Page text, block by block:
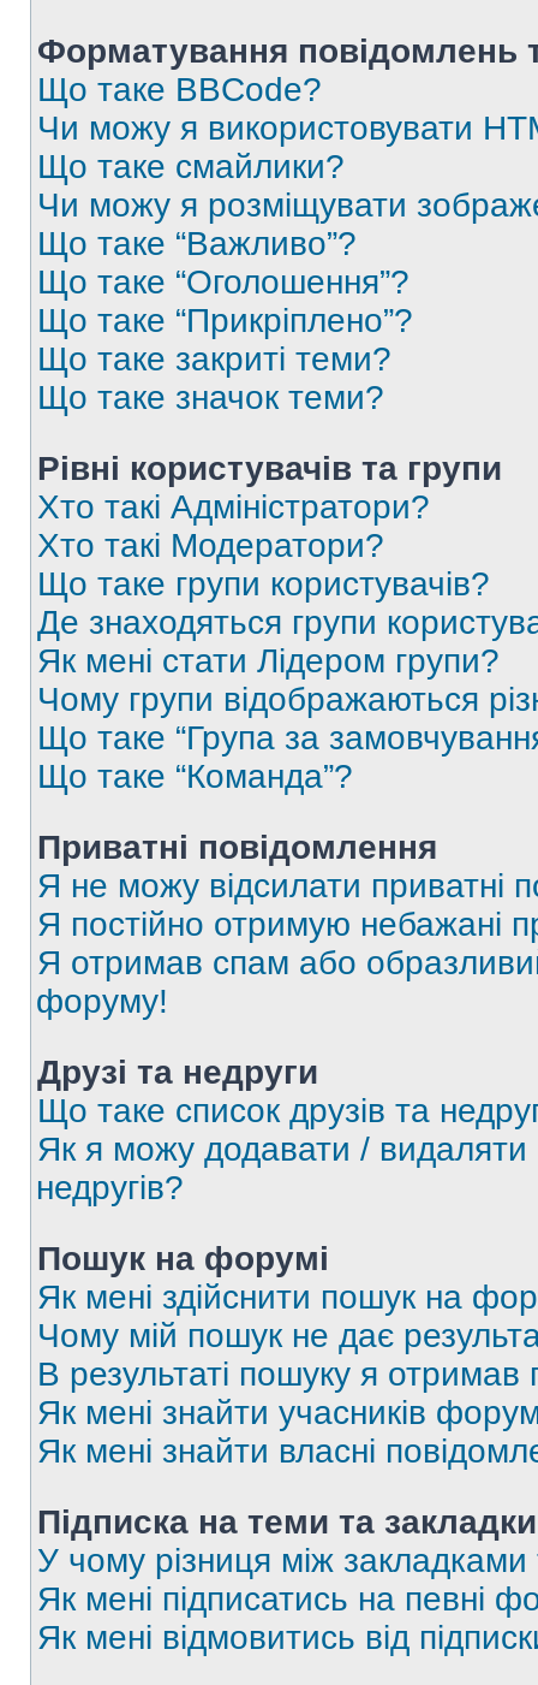
Форматування повідомлень
Що таке BBCode?
Чи можу я використовувати
Що таке смайлики?
Чи можу я розміщувати
Що таке “Важливо”?
Що таке “Оголошення”?
Що таке “Прикріплено”?
Що таке закриті теми?
Що таке значок теми?
Рівні користувачів та групи
Хто такі Адміністратори?
Хто такі Модератори?
Що таке групи користувачів?
Де знаходяться групи
Як мені стати Лідером групи?
Чому групи відображаються
Що таке “Група за
Що таке “Команда”?
Приватні повідомлення
Я не можу відсилати приватні
Я постійно отримую небажані
Я отримав спам або
форуму!
Друзі та недруги
Що таке список друзів та
Як я можу додавати / видаляти
недругів?
Пошук на форумі
Як мені здійснити пошук на
Чому мій пошук не дає
В результаті пошуку я отримав
Як мені знайти учасників
Як мені знайти власні
Підписка на теми та закладки
У чому різниця між закладками
Як мені підписатись на певні
Як мені відмовитись від